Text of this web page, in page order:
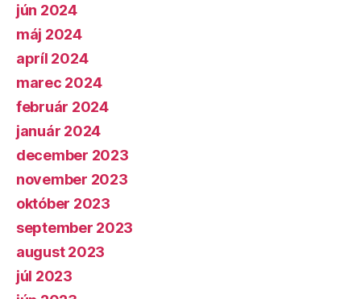
jún 2024
máj 2024
apríl 2024
marec 2024
február 2024
január 2024
december 2023
november 2023
október 2023
september 2023
august 2023
júl 2023